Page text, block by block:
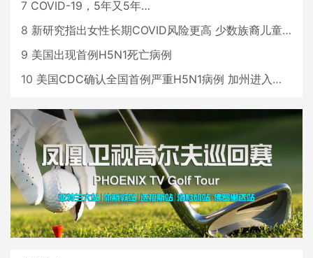
7 COVID-19，5年又5年…
8 新研究指出女性长期COVID风险更高 少数族裔儿童存在差异
9 美国出现首例H5N1死亡病例
10 美国CDC确认全国首例严重H5N1病例 加州进入紧急状态